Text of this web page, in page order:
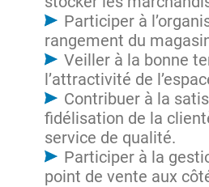
Participer à
rangement du
Veiller à la bonne
l’attractivité de
Contribuer à la
fidélisation de la
service de qualité.
Participer à la
point de vente aux